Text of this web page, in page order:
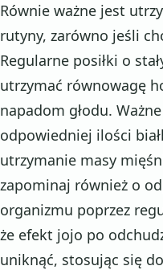
Równie ważne jest
rutyny, zarówno jeśli
Regularne posiłki o
utrzymać równowagę
napadom głodu.
odpowiedniej ilości
utrzymanie masy
zapominaj również o
organizmu poprzez
że efekt jojo po
uniknąć, stosując się